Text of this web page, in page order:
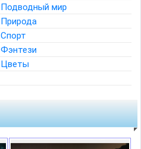
Подводный мир
Природа
Спорт
Фэнтези
Цветы